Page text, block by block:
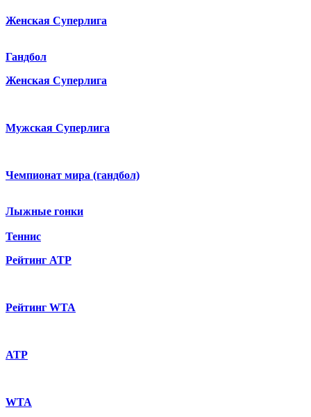
Женская Суперлига
Гандбол
Женская Суперлига
Мужская Суперлига
Чемпионат мира (гандбол)
Лыжные гонки
Теннис
Рейтинг ATP
Рейтинг WTA
ATP
WTA